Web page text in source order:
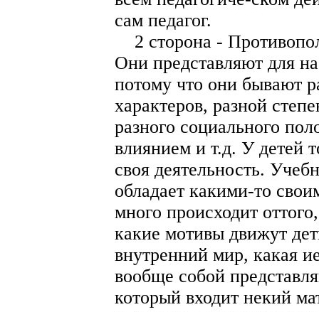
сам педагог.
2 сторона -
Они представляют для
потому что они бывают
характеров, разной
разного социального
влиянием и т.д. У детей
своя деятельность.
обладает какими-то
много происходит
какие мотивы движут
внутренний мир, какая
вообще собой
который входит некий